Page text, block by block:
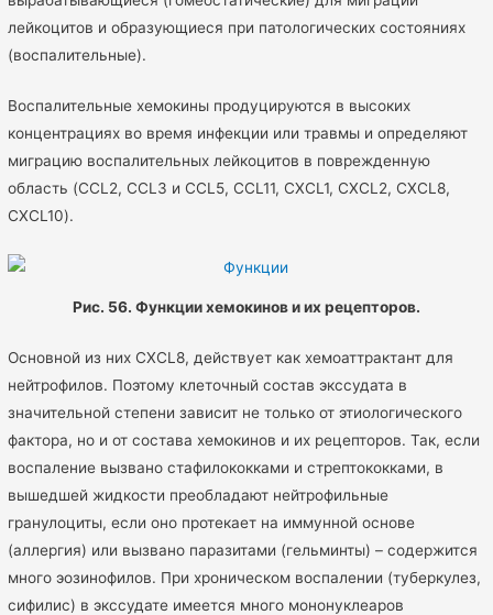
лейкоцитов и образующиеся при патологических состояниях
(воспалительные).
Воспалительные хемокины продуцируются в высоких
концентрациях во время инфекции или травмы и определяют
миграцию воспалительных лейкоцитов в поврежденную
область (CCL2, CCL3 и CCL5, CCL11, CXCL1, CXCL2, CXCL8,
CXCL10).
Рис. 56. Функции хемокинов и их рецепторов.
Основной из них CXCL8, действует как хемоаттрактант для
нейтрофилов. Поэтому клеточный состав экссудата в
значительной степени зависит не только от этиологического
фактора, но и от состава хемокинов и их рецепторов. Так, если
воспаление вызвано стафилококками и стрептококками, в
вышедшей жидкости преобладают нейтрофильные
гранулоциты, если оно протекает на иммунной основе
(аллергия) или вызвано паразитами (гельминты) – содержится
много эозинофилов. При хроническом воспалении (туберкулез,
сифилис) в экссудате имеется много мононуклеаров